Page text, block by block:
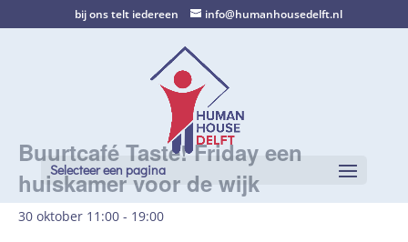
bij ons telt iedereen info@humanhousedelft.nl
Selecteer een pagina
Buurtcafé Taste! Friday een
huiskamer voor de wijk
30 oktober 11:00 - 19:00